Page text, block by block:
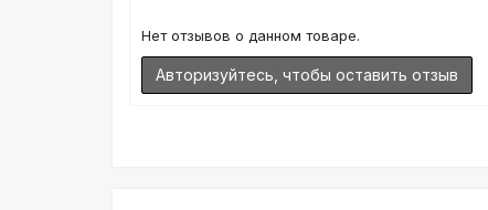
Нет отзывов о данном товаре.
Авторизуйтесь, чтобы оставить отзыв